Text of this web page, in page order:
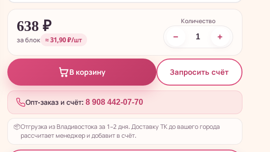
638 ₽
за блок ≈ 31,90 ₽/шт
Количество
− +
В корзину Запросить счёт
Опт-заказ и счёт: 8 908 442-07-70
📦Отгрузка из Владивостока за 1–2 дня. Доставку ТК до вашего города
рассчитает менеджер и добавит в счёт.